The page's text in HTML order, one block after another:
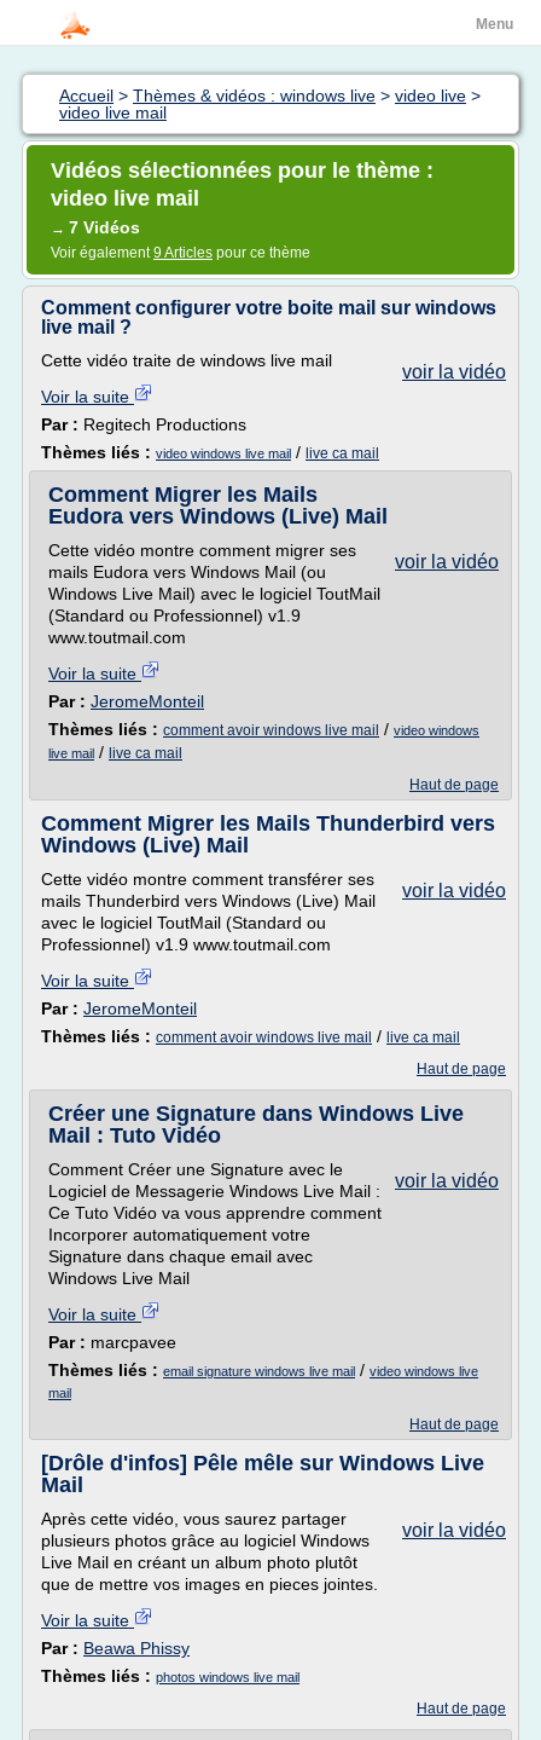
Menu
Accueil > Thèmes & vidéos : windows live > video live >
video live mail
Vidéos sélectionnées pour le thème :
video live mail
→ 7 Vidéos
Voir également9 Articles pour ce thème
Comment configurer votre boite mail sur windows
live mail ?
voir la vidéo
Cette vidéo traite de windows live mail
Voir la suite
Par : Regitech Productions
Thèmes liés : video windows live mail / live ca mail
Comment Migrer les Mails
Eudora vers Windows (Live) Mail
voir la vidéo
Cette vidéo montre comment migrer ses
mails Eudora vers Windows Mail (ou
Windows Live Mail) avec le logiciel ToutMail
(Standard ou Professionnel) v1.9
www.toutmail.com
Voir la suite
Par : JeromeMonteil
Thèmes liés : comment avoir windows live mail / video windows
live mail / live ca mail
Haut de page
Comment Migrer les Mails Thunderbird vers
Windows (Live) Mail
voir la vidéo
Cette vidéo montre comment transférer ses
mails Thunderbird vers Windows (Live) Mail
avec le logiciel ToutMail (Standard ou
Professionnel) v1.9 www.toutmail.com
Voir la suite
Par : JeromeMonteil
Thèmes liés : comment avoir windows live mail / live ca mail
Haut de page
Créer une Signature dans Windows Live
Mail : Tuto Vidéo
voir la vidéo
Comment Créer une Signature avec le
Logiciel de Messagerie Windows Live Mail :
Ce Tuto Vidéo va vous apprendre comment
Incorporer automatiquement votre
Signature dans chaque email avec
Windows Live Mail
Voir la suite
Par : marcpavee
Thèmes liés : email signature windows live mail / video windows live
mail
Haut de page
[Drôle d'infos] Pêle mêle sur Windows Live
Mail
voir la vidéo
Après cette vidéo, vous saurez partager
plusieurs photos grâce au logiciel Windows
Live Mail en créant un album photo plutôt
que de mettre vos images en pieces jointes.
Voir la suite
Par : Beawa Phissy
Thèmes liés : photos windows live mail
Haut de page